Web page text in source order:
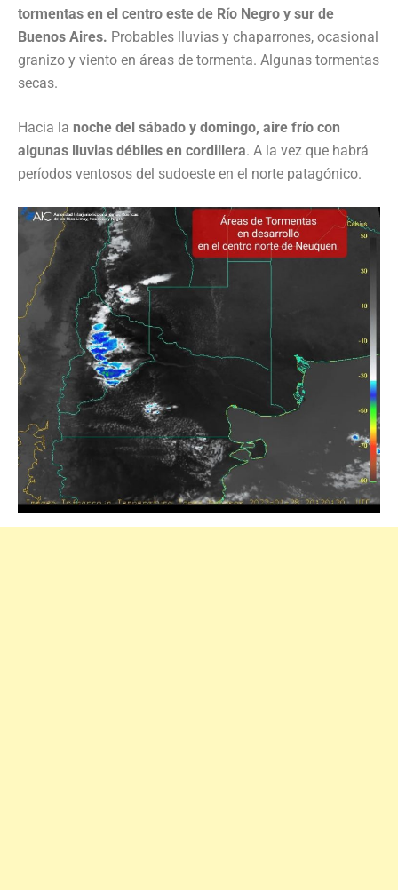
tormentas en el centro este de Río Negro y sur de
Buenos Aires. Probables lluvias y chaparrones, ocasional
granizo y viento en áreas de tormenta. Algunas tormentas
secas.
Hacia la noche del sábado y domingo, aire frío con
algunas lluvias débiles en cordillera. A la vez que habrá
períodos ventosos del sudoeste en el norte patagónico.